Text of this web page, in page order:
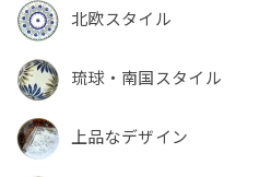
北欧スタイル
琉球・南国スタイル
上品なデザイン